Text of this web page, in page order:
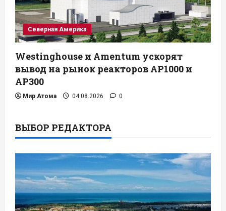
Северная Америка
Westinghouse и Amentum ускорят
вывод на рынок реакторов AP1000 и
AP300
Мир Атома 04.08.2026 0
ВЫБОР РЕДАКТОРА